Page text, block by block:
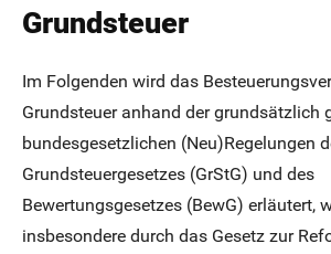
Grundsteuer
Im Folgenden wird das
Grundsteuer anhand der grundsätzlich
bundesgesetzlichen (Neu)Regelungen
Grundsteuergesetzes (GrStG) und des
Bewertungsgesetzes (BewG) erläutert,
insbesondere durch das Gesetz zur